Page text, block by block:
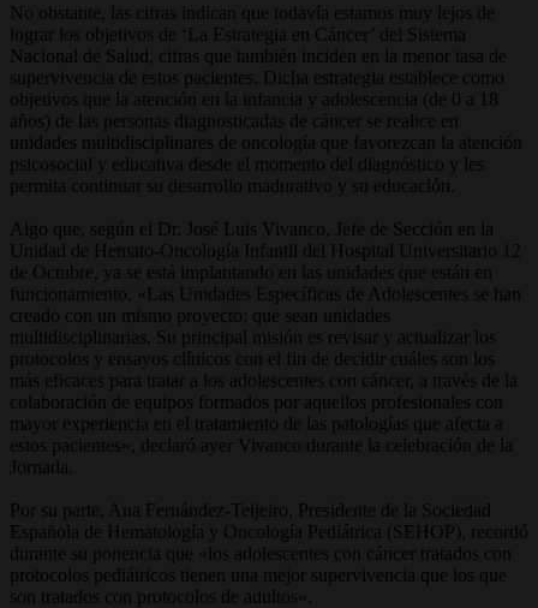
No obstante, las cifras indican que todavía estamos muy lejos de
lograr los objetivos de ‘La Estrategia en Cáncer’ del Sistema
Nacional de Salud, cifras que también inciden en la menor tasa de
supervivencia de estos pacientes. Dicha estrategia establece como
objetivos que la atención en la infancia y adolescencia (de 0 a 18
años) de las personas diagnosticadas de cáncer se realice en
unidades multidisciplinares de oncología que favorezcan la atención
psicosocial y educativa desde el momento del diagnóstico y les
permita continuar su desarrollo madurativo y su educación.
Algo que, según el Dr. José Luis Vivanco, Jefe de Sección en la
Unidad de Hemato-Oncología Infantil del Hospital Universitario 12
de Octubre, ya se está implantando en las unidades que están en
funcionamiento. «Las Unidades Específicas de Adolescentes se han
creado con un mismo proyecto: que sean unidades
multidisciplinarias. Su principal misión es revisar y actualizar los
protocolos y ensayos clínicos con el fin de decidir cuáles son los
más eficaces para tratar a los adolescentes con cáncer, a través de la
colaboración de equipos formados por aquellos profesionales con
mayor experiencia en el tratamiento de las patologías que afecta a
estos pacientes», declaró ayer Vivanco durante la celebración de la
Jornada.
Por su parte, Ana Fernández-Teijeiro, Presidente de la Sociedad
Española de Hematología y Oncología Pediátrica (SEHOP), recordó
durante su ponencia que «los adolescentes con cáncer tratados con
protocolos pediátricos tienen una mejor supervivencia que los que
son tratados con protocolos de adultos».